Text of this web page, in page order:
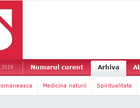
Numarul curent Arhiva
Medicina naturii Spiritualitate